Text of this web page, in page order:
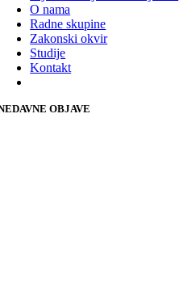
O nama
Radne skupine
Zakonski okvir
Studije
Kontakt
OBJAVE